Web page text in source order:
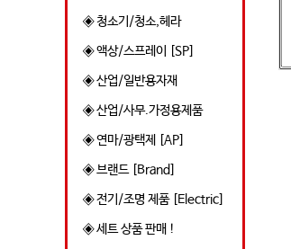
◈ 청소기/청소,헤라
◈ 액상/스프레이 [SP]
◈ 산업/일반용자재
◈ 산업/사무.가정용제품
◈ 연마/광택제 [AP]
◈ 브랜드 [Brand]
◈ 전기/조명 제품 [Electric]
◈ 세트 상품 판매 !